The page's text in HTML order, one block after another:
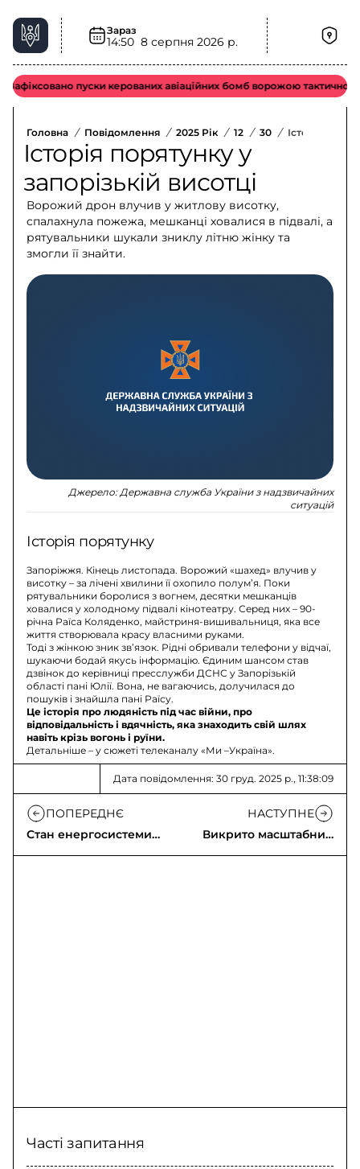
Зараз
14:50 8 серпня 2026 р.
пуски керованих авіаційних бомб ворожою тактичною
Головна / Повідомлення / 2025 Рік / 12 / 30 / Історія
Історія порятунку у
запорізькій висотці
Ворожий дрон влучив у житлову висотку,
спалахнула пожежа, мешканці ховалися в підвалі, а
рятувальники шукали зниклу літню жінку та
змогли її знайти.
Джерело: Державна служба України з надзвичайних
ситуацій
Історія порятунку
Запоріжжя. Кінець листопада. Ворожий «шахед» влучив у
висотку – за лічені хвилини її охопило полум’я. Поки
рятувальники боролися з вогнем, десятки мешканців
ховалися у холодному підвалі кінотеатру. Серед них – 90-
річна Раїса Коляденко, майстриня-вишивальниця, яка все
життя створювала красу власними руками.
Тоді з жінкою зник зв’язок. Рідні обривали телефони у відчаї,
шукаючи бодай якусь інформацію. Єдиним шансом став
дзвінок до керівниці пресслужби ДСНС у Запорізькій
області пані Юлії. Вона, не вагаючись, долучилася до
пошуків і знайшла пані Раїсу.
Це історія про людяність під час війни, про
відповідальність і вдячність, яка знаходить свій шлях
навіть крізь вогонь і руїни.
Детальніше – у сюжеті телеканалу «Ми –Україна».
Дата повідомлення: 30 груд. 2025 р., 11:38:09
ПОПЕРЕДНЄ
Стан енергосистеми
та споживання
НАСТУПНЕ
Викрито масштабний
шахрайський офіс у
Часті запитання